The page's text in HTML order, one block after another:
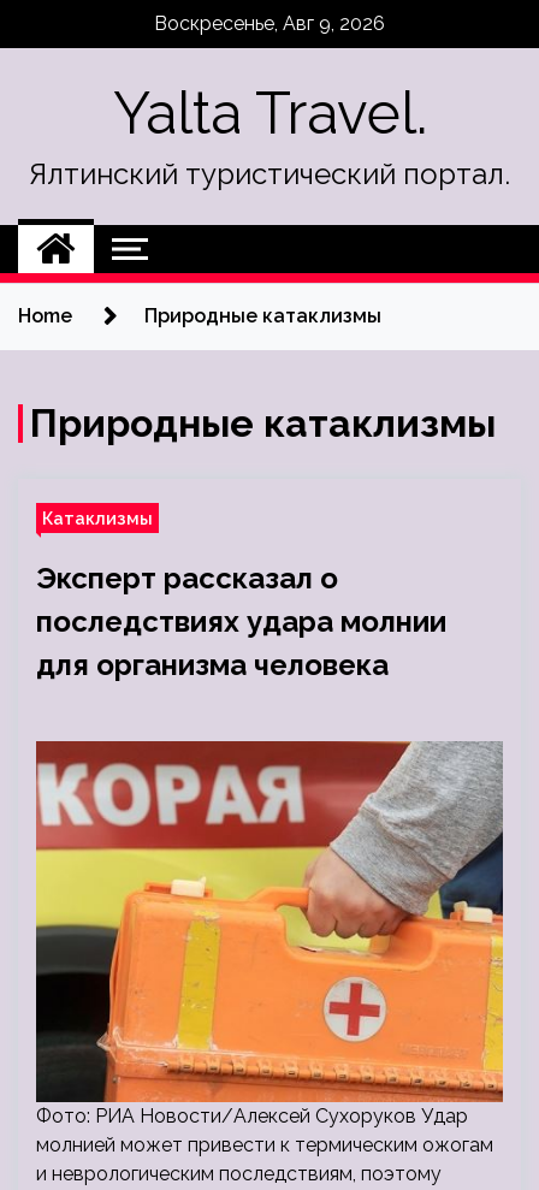
Воскресенье, Авг 9, 2026
Yalta Travel.
Ялтинский туристический портал.
Home Природные катаклизмы
Природные катаклизмы
Катаклизмы
Эксперт рассказал о
последствиях удара молнии
для организма человека
Фото: РИА Новости/Алексей Сухоруков Удар
молнией может привести к термическим ожогам
и неврологическим последствиям, поэтому